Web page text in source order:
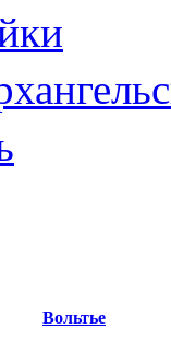
Вольтье